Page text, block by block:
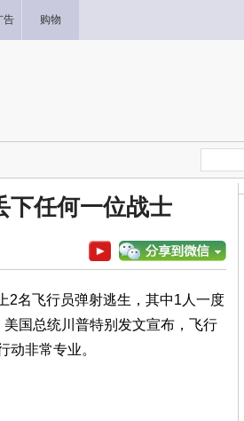
告 购物
任何一位战士
2名飞行员弹射逃生，其中1人一度
国总统川普特别发文宣布，飞行
动非常专业。